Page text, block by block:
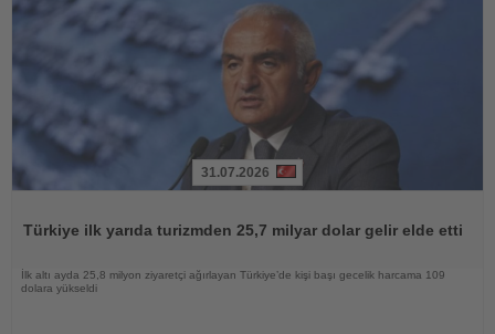
31.07.2026
Türkiye ilk yarıda turizmden 25,7 milyar dolar gelir elde etti
İlk altı ayda 25,8 milyon ziyaretçi ağırlayan Türkiye’de kişi başı gecelik harcama 109
dolara yükseldi